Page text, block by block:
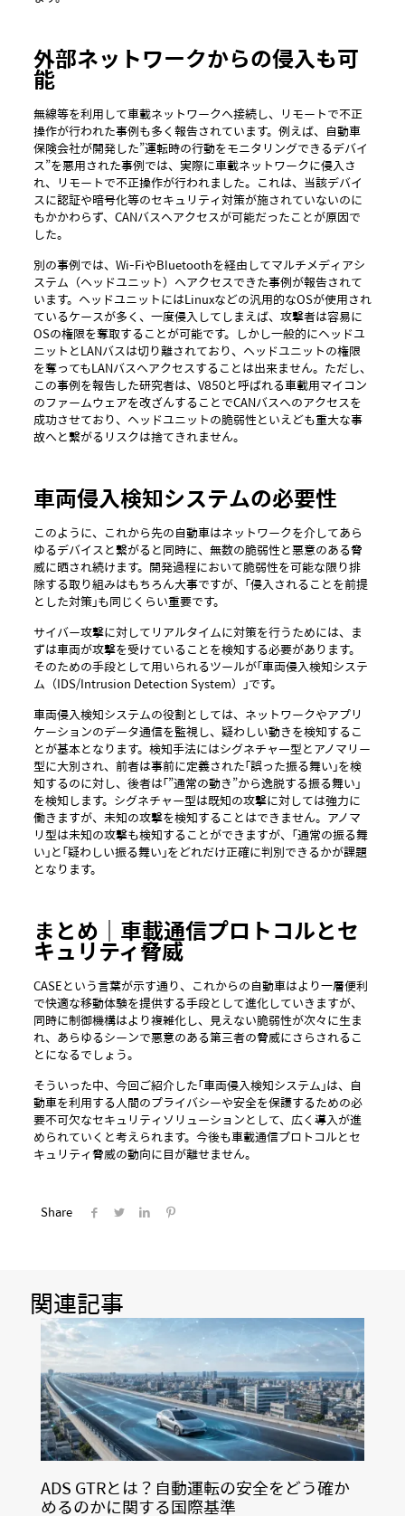
外部ネットワークからの侵入も可
能
無線等を利用して車載ネットワークへ接続し、リモートで不正
操作が行われた事例も多く報告されています。例えば、自動車
保険会社が開発した”運転時の行動をモニタリングできるデバイ
ス”を悪用された事例では、実際に車載ネットワークに侵入さ
れ、リモートで不正操作が行われました。これは、当該デバイ
スに認証や暗号化等のセキュリティ対策が施されていないのに
もかかわらず、CANバスへアクセスが可能だったことが原因で
した。
別の事例では、Wi-FiやBluetoothを経由してマルチメディアシ
ステム（ヘッドユニット）へアクセスできた事例が報告されて
います。ヘッドユニットにはLinuxなどの汎用的なOSが使用され
ているケースが多く、一度侵入してしまえば、攻撃者は容易に
OSの権限を奪取することが可能です。しかし一般的にヘッドユ
ニットとLANバスは切り離されており、ヘッドユニットの権限
を奪ってもLANバスへアクセスすることは出来ません。ただし、
この事例を報告した研究者は、V850と呼ばれる車載用マイコン
のファームウェアを改ざんすることでCANバスへのアクセスを
成功させており、ヘッドユニットの脆弱性といえども重大な事
故へと繋がるリスクは捨てきれません。
車両侵入検知システムの必要性
このように、これから先の自動車はネットワークを介してあら
ゆるデバイスと繋がると同時に、無数の脆弱性と悪意のある脅
威に晒され続けます。開発過程において脆弱性を可能な限り排
除する取り組みはもちろん大事ですが、「侵入されることを前提
とした対策」も同じくらい重要です。
サイバー攻撃に対してリアルタイムに対策を行うためには、ま
ずは車両が攻撃を受けていることを検知する必要があります。
そのための手段として用いられるツールが「車両侵入検知システ
ム（IDS/Intrusion Detection System）」です。
車両侵入検知システムの役割としては、ネットワークやアプリ
ケーションのデータ通信を監視し、疑わしい動きを検知するこ
とが基本となります。検知手法にはシグネチャ―型とアノマリー
型に大別され、前者は事前に定義された「誤った振る舞い」を検
知するのに対し、後者は「”通常の動き”から逸脱する振る舞い」
を検知します。シグネチャー型は既知の攻撃に対しては強力に
働きますが、未知の攻撃を検知することはできません。アノマ
リ型は未知の攻撃も検知することができますが、「通常の振る舞
い」と「疑わしい振る舞い」をどれだけ正確に判別できるかが課題
となります。
まとめ｜車載通信プロトコルとセ
キュリティ脅威
CASEという言葉が示す通り、これからの自動車はより一層便利
で快適な移動体験を提供する手段として進化していきますが、
同時に制御機構はより複雑化し、見えない脆弱性が次々に生ま
れ、あらゆるシーンで悪意のある第三者の脅威にさらされるこ
とになるでしょう。
そういった中、今回ご紹介した「車両侵入検知システム」は、自
動車を利用する人間のプライバシーや安全を保護するための必
要不可欠なセキュリティソリューションとして、広く導入が進
められていくと考えられます。今後も車載通信プロトコルとセ
キュリティ脅威の動向に目が離せません。
Share
関連記事
ADS GTRとは？自動運転の安全をどう確か
めるのかに関する国際基準